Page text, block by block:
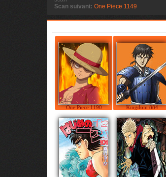
Scan suivant: One Piece 1149
One Piece 1190 Kingdom 884